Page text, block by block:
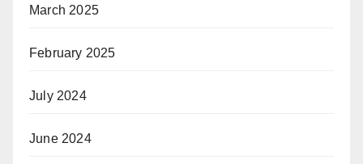
March 2025
February 2025
July 2024
June 2024